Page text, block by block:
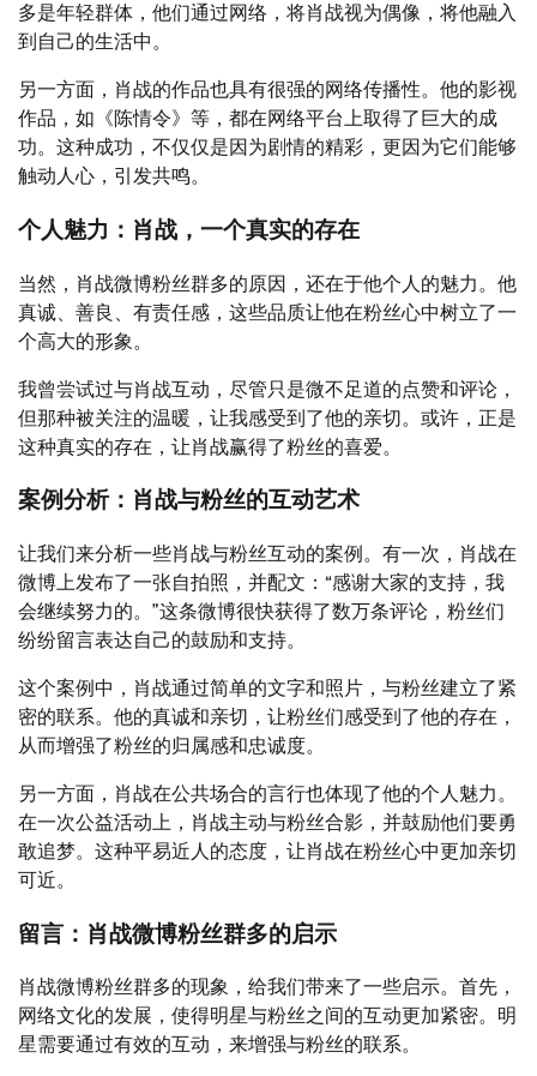
多是年轻群体，他们通过网络，将肖战视为偶像，将他融入
到自己的生活中。
另一方面，肖战的作品也具有很强的网络传播性。他的影视
作品，如《陈情令》等，都在网络平台上取得了巨大的成
功。这种成功，不仅仅是因为剧情的精彩，更因为它们能够
触动人心，引发共鸣。
个人魅力：肖战，一个真实的存在
当然，肖战微博粉丝群多的原因，还在于他个人的魅力。他
真诚、善良、有责任感，这些品质让他在粉丝心中树立了一
个高大的形象。
我曾尝试过与肖战互动，尽管只是微不足道的点赞和评论，
但那种被关注的温暖，让我感受到了他的亲切。或许，正是
这种真实的存在，让肖战赢得了粉丝的喜爱。
案例分析：肖战与粉丝的互动艺术
让我们来分析一些肖战与粉丝互动的案例。有一次，肖战在
微博上发布了一张自拍照，并配文：“感谢大家的支持，我
会继续努力的。”这条微博很快获得了数万条评论，粉丝们
纷纷留言表达自己的鼓励和支持。
这个案例中，肖战通过简单的文字和照片，与粉丝建立了紧
密的联系。他的真诚和亲切，让粉丝们感受到了他的存在，
从而增强了粉丝的归属感和忠诚度。
另一方面，肖战在公共场合的言行也体现了他的个人魅力。
在一次公益活动上，肖战主动与粉丝合影，并鼓励他们要勇
敢追梦。这种平易近人的态度，让肖战在粉丝心中更加亲切
可近。
留言：肖战微博粉丝群多的启示
肖战微博粉丝群多的现象，给我们带来了一些启示。首先，
网络文化的发展，使得明星与粉丝之间的互动更加紧密。明
星需要通过有效的互动，来增强与粉丝的联系。